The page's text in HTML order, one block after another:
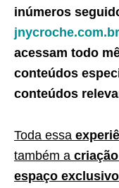
inúmeros
jnycroche.com.br
acessam todo
conteúdos
conteúdos
Toda essa
também a
espaço